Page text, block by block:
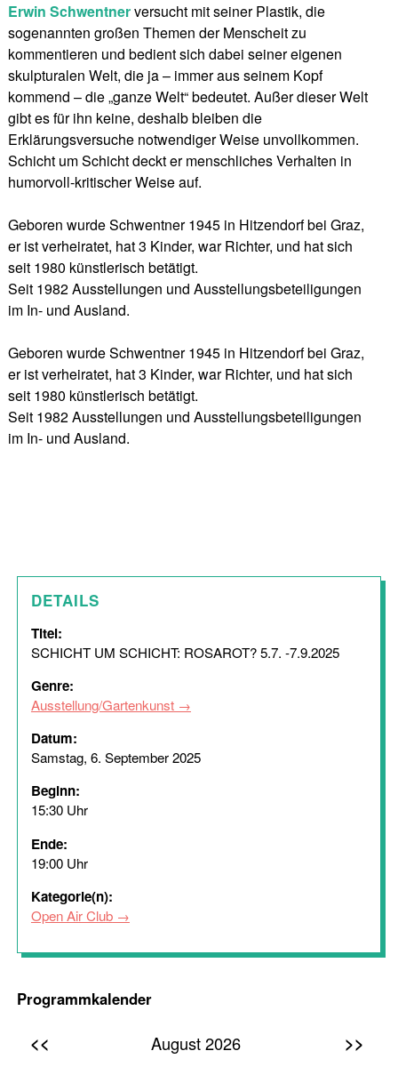
Erwin Schwentnerversucht mit seiner Plastik, die
sogenannten großen Themen der Menscheit zu
kommentieren und bedient sich dabei seiner eigenen
skulpturalen Welt, die ja – immer aus seinem Kopf
kommend – die „ganze Welt“ bedeutet. Außer dieser Welt
gibt es für ihn keine, deshalb bleiben die
Erklärungsversuche notwendiger Weise unvollkommen.
Schicht um Schicht deckt er menschliches Verhalten in
humorvoll-kritischer Weise auf.
Geboren wurde Schwentner 1945 in Hitzendorf bei Graz,
er ist verheiratet, hat 3 Kinder, war Richter, und hat sich
seit 1980 künstlerisch betätigt.
Seit 1982 Ausstellungen und Ausstellungsbeteiligungen
im In- und Ausland.
Geboren wurde Schwentner 1945 in Hitzendorf bei Graz,
er ist verheiratet, hat 3 Kinder, war Richter, und hat sich
seit 1980 künstlerisch betätigt.
Seit 1982 Ausstellungen und Ausstellungsbeteiligungen
im In- und Ausland.
DETAILS
Titel:
SCHICHT UM SCHICHT: ROSAROT? 5.7. -7.9.2025
Genre:
Ausstellung/Gartenkunst
Datum:
Samstag, 6. September 2025
Beginn:
15:30 Uhr
Ende:
19:00 Uhr
Kategorie(n):
Open Air Club
Programmkalender
<< August 2026 >>